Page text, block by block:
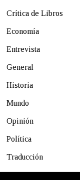
Crítica de Libros
Economía
Entrevista
General
Historia
Mundo
Opinión
Política
Traducción